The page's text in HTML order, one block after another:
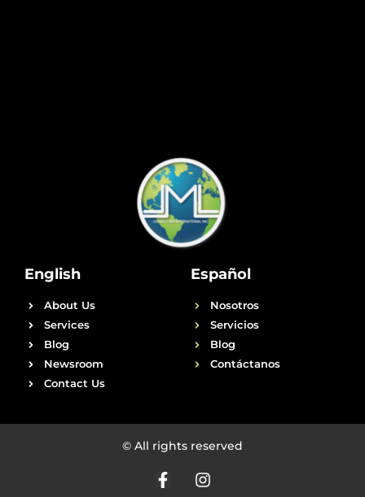
English
About Us
Services
Blog
Newsroom
Contact Us
Español
Nosotros
Servicios
Blog
Contáctanos
© All rights reserved